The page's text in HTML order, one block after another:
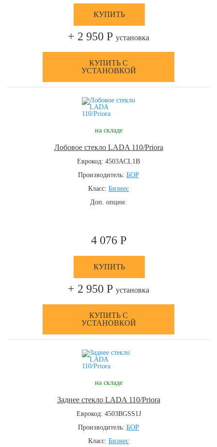
КУПИТЬ
+ 2 950 Р установка
КУПИТЬ С
УСТАНОВКОЙ
на складе
Лобовое стекло LADA 110/Priora
Еврокод: 4503ACL1B
Производитель: БОР
Класс: Бизнес
Доп. опции:
4 076 Р
КУПИТЬ
+ 2 950 Р установка
КУПИТЬ С
УСТАНОВКОЙ
на складе
Заднее стекло LADA 110/Priora
Еврокод: 4503BGSS1J
Производитель: БОР
Класс: Бизнес